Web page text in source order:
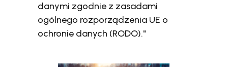
danymi zgodnie z zasadami
ogólnego rozporządzenia UE o
ochronie danych (RODO)."